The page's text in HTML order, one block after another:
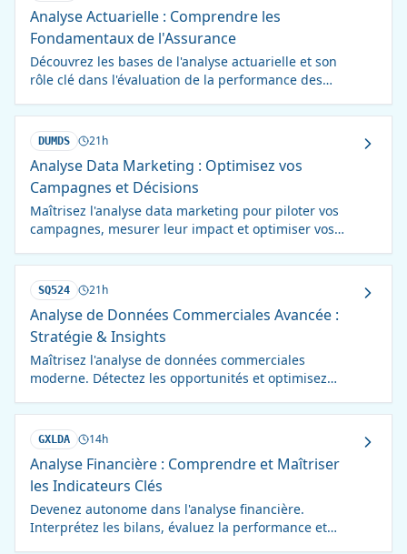
Analyse Actuarielle : Comprendre les
Fondamentaux de l'Assurance
Découvrez les bases de l'analyse actuarielle et son
rôle clé dans l'évaluation de la performance des
pratique.
DUMDS 21h
Analyse Data Marketing : Optimisez vos
Campagnes et Décisions
Maîtrisez l'analyse data marketing pour piloter vos
campagnes, mesurer leur impact et optimiser vos
SQ524 21h
Analyse de Données Commerciales Avancée :
Stratégie & Insights
Maîtrisez l'analyse de données commerciales
moderne. Détectez les opportunités et optimisez
GXLDA 14h
Analyse Financière : Comprendre et Maîtriser
les Indicateurs Clés
Devenez autonome dans l'analyse financière.
Interprétez les bilans, évaluez la performance et